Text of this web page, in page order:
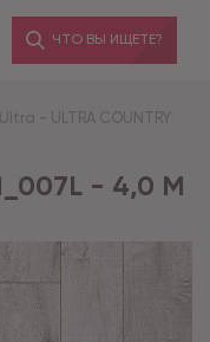
ЧТО ВЫ ИЩЕТЕ?
Ultra - ULTRA COUNTRY
- 4,0 М